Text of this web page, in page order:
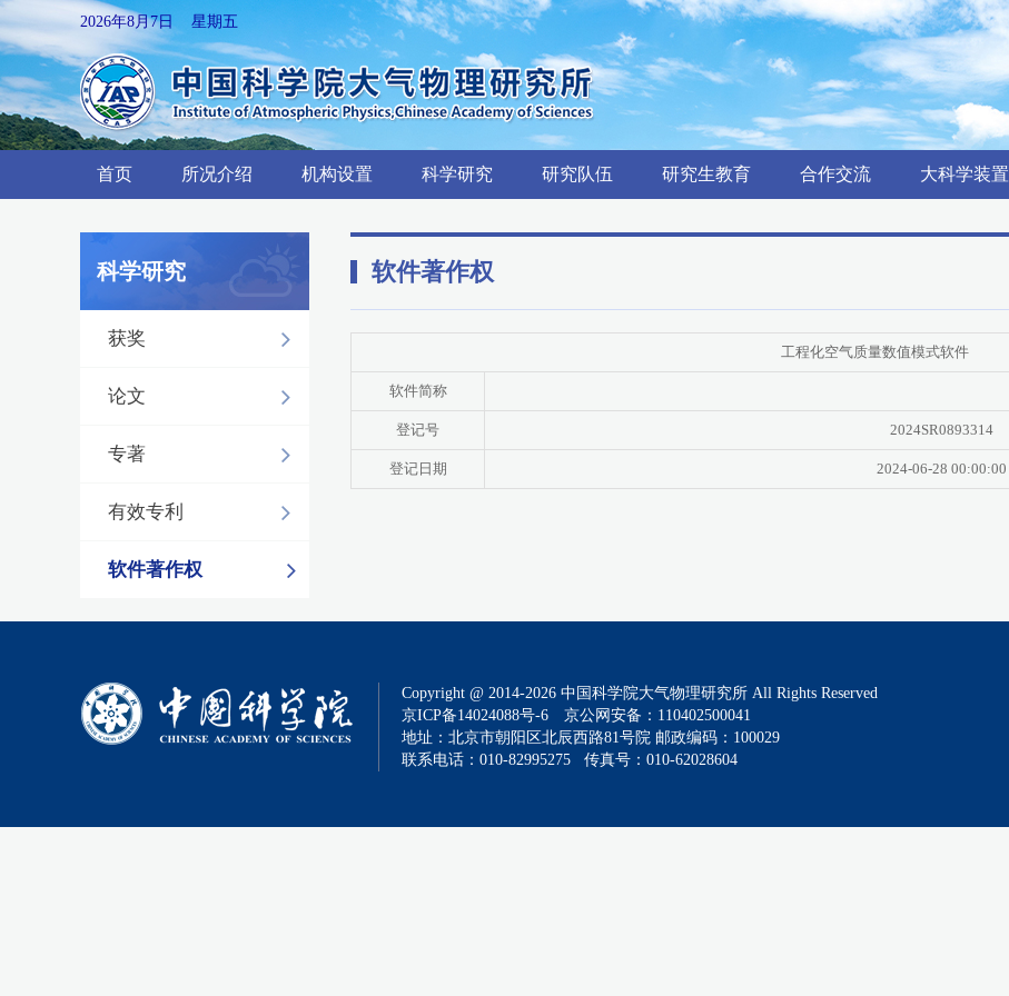
2026年8月7日 星期五
首页 所况介绍 机构设置 科学研究 研究队伍 研究生教育 合作交流 大科学装置
科学研究
获奖
论文
专著
有效专利
软件著作权
软件著作权
工程化空气质量数值模式软件
软件简称
登记号 2024SR0893314
登记日期 2024-06-28 00:00:00
Copyright @ 2014-2026 中国科学院大气物理研究所 All Rights Reserved
京ICP备14024088号-6
京公网安备：110402500041
地址：北京市朝阳区北辰西路81号院 邮政编码：100029
联系电话：010-82995275 传真号：010-62028604